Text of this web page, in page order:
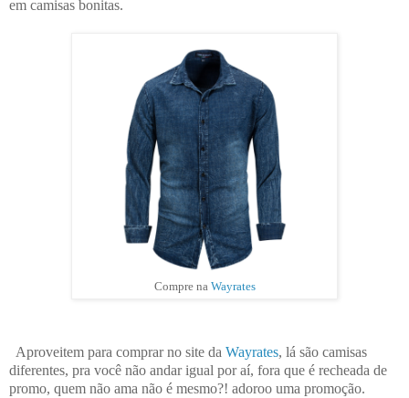
em camisas bonitas.
Compre na Wayrates
Aproveitem para comprar no site da Wayrates, lá são camisas
diferentes, pra você não andar igual por aí, fora que é recheada de
promo, quem não ama não é mesmo?! adoroo uma promoção.